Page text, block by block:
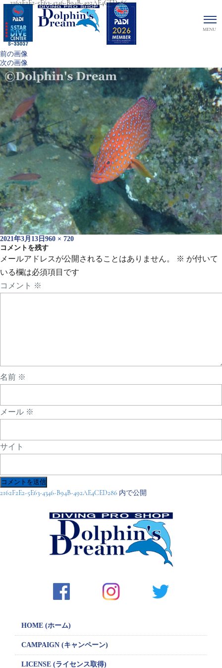
前の画像
次の画像
2162F2E2-5E63-4346-B94B-492AE4CED286
投
稿
日:
2021年3月13日 フ
ル
サ
ズ
960 × 720
コメントを残す
メールアドレスが公開されることはありません。 ※ が付いて
いる欄は必須項目です
コメント ※
名前 ※
メール ※
サイト
投
2162F2E2-5E63-4346-B94B-492AE4CED286 内で公開
HOME (ホーム)
CAMPAIGN (キャンペーン)
LICENSE (ライセンス取得)